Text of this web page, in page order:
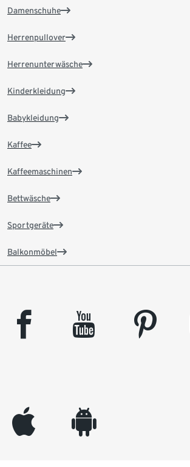
Damenschuhe
Herrenpullover
Herrenunterwäsche
Kinderkleidung
Babykleidung
Kaffee
Kaffeemaschinen
Bettwäsche
Sportgeräte
Balkonmöbel
facebook youtube pinterest
appleinc android